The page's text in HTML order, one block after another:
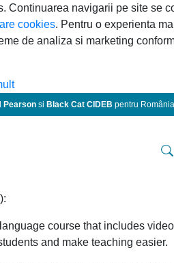
Continuarea navigarii pe site se
cookies. Pentru o experienta
de analiza si marketing
Pearsonsi Black Cat CIDEB pentru România
course that includes
and make teaching easier.